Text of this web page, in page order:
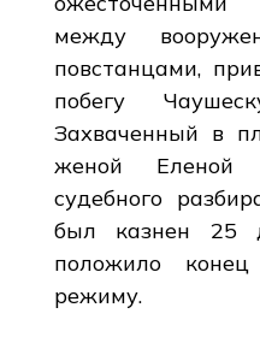
между
повстанцами,
побегу
Захваченный в
женой Еленой
судебного
был казнен 25
положило
режиму.